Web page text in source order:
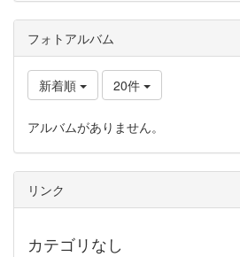
フォトアルバム
新着順 20件
アルバムがありません。
リンク
カテゴリなし